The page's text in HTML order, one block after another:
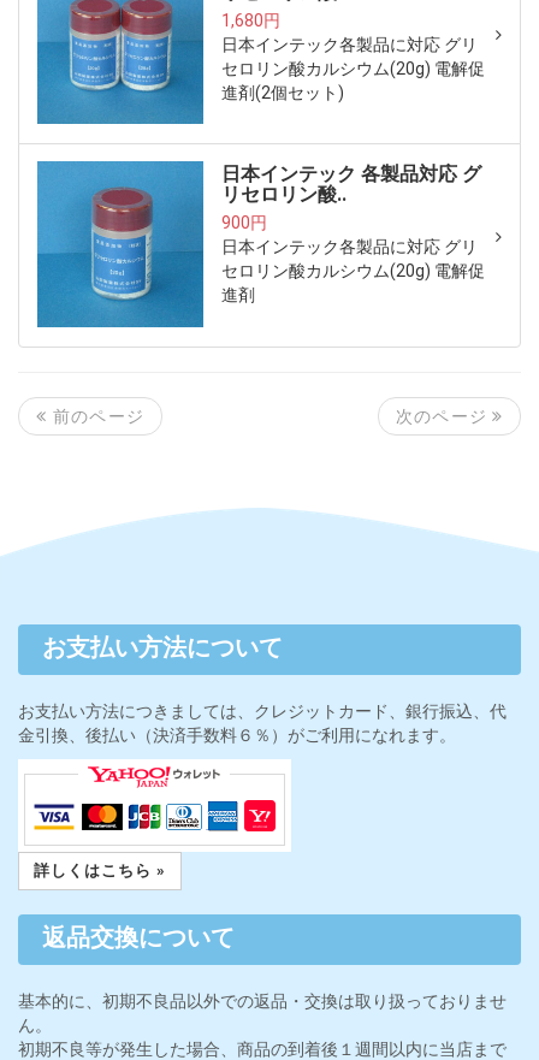
1,680円
日本インテック各製品に対応 グリ
セロリン酸カルシウム(20g) 電解促
進剤(2個セット)
日本インテック 各製品対応 グ
リセロリン酸..
900円
日本インテック各製品に対応 グリ
セロリン酸カルシウム(20g) 電解促
進剤
前のページ 次のページ
お支払い方法について
お支払い方法につきましては、クレジットカード、銀行振込、代
金引換、後払い（決済手数料６％）がご利用になれます。
詳しくはこちら »
返品交換について
基本的に、初期不良品以外での返品・交換は取り扱っておりませ
ん。
初期不良等が発生した場合、商品の到着後１週間以内に当店まで